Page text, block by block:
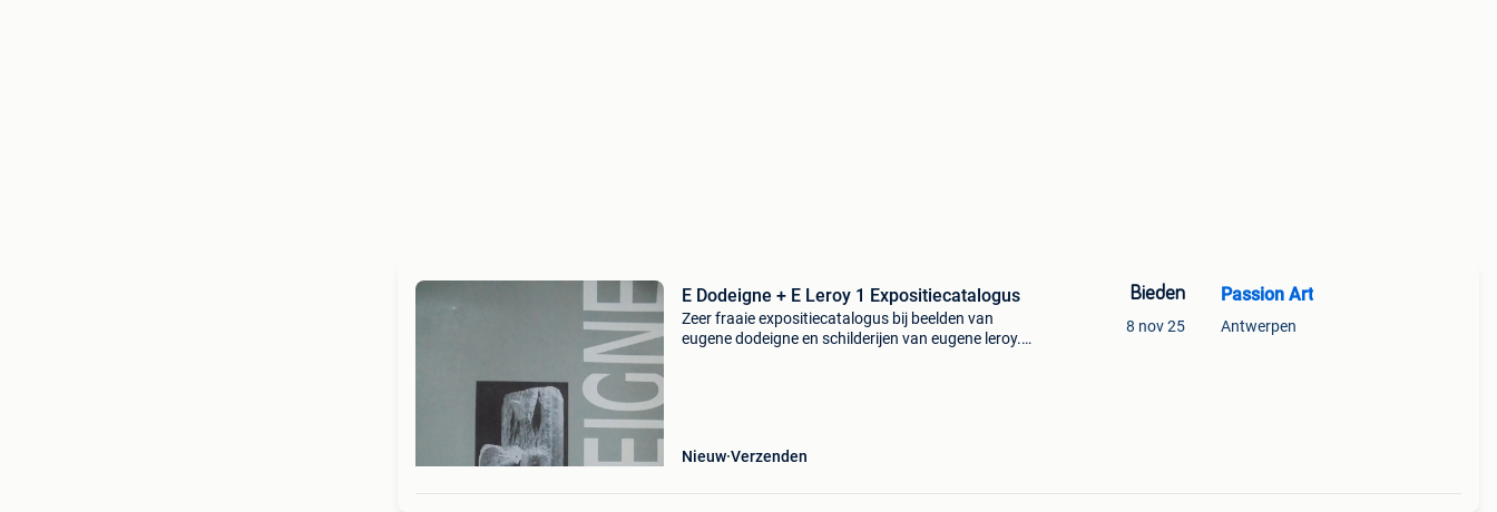
E Dodeigne + E Leroy 1 Expositiecatalogus
Zeer fraaie expositiecatalogus bij beelden van
eugene dodeigne en schilderijen van eugene leroy.
Nieuw Verzenden
Bieden
8 nov 25
Passion Art
Antwerpen